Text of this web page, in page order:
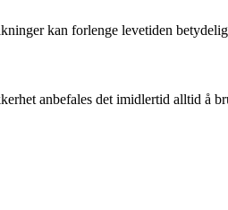
kan forlenge levetiden
anbefales det imidlertid alltid å